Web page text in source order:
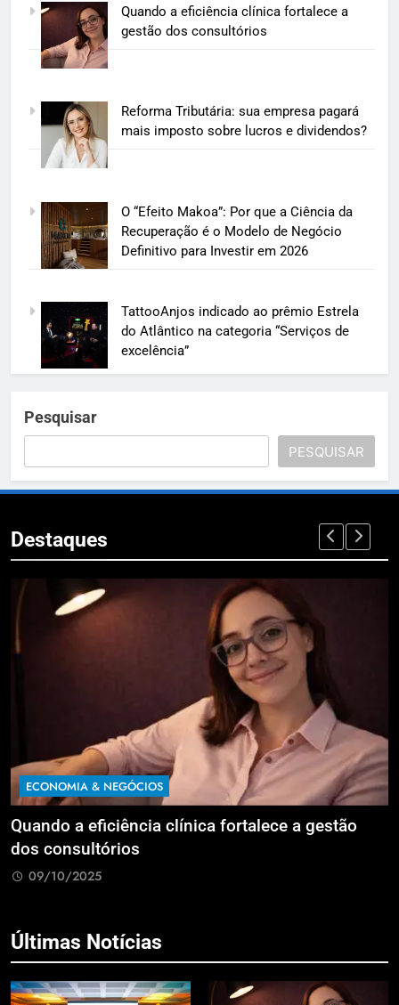
Quando a eficiência clínica fortalece a
gestão dos consultórios
Reforma Tributária: sua empresa pagará
mais imposto sobre lucros e dividendos?
O “Efeito Makoa”: Por que a Ciência da
Recuperação é o Modelo de Negócio
Definitivo para Investir em 2026
TattooAnjos indicado ao prêmio Estrela
do Atlântico na categoria “Serviços de
excelência”
Pesquisar
PESQUISAR
Destaques
ECONOMIA & NEGÓCIOS
Quando a eficiência clínica fortalece a gestão
dos consultórios
09/10/2025
Últimas Notícias